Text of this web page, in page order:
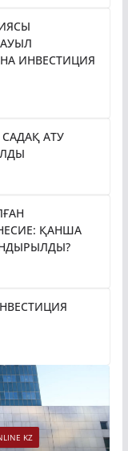
ИНВЕСТИЦИЯ
САДАҚ АТУ
ҚАНША
KZ